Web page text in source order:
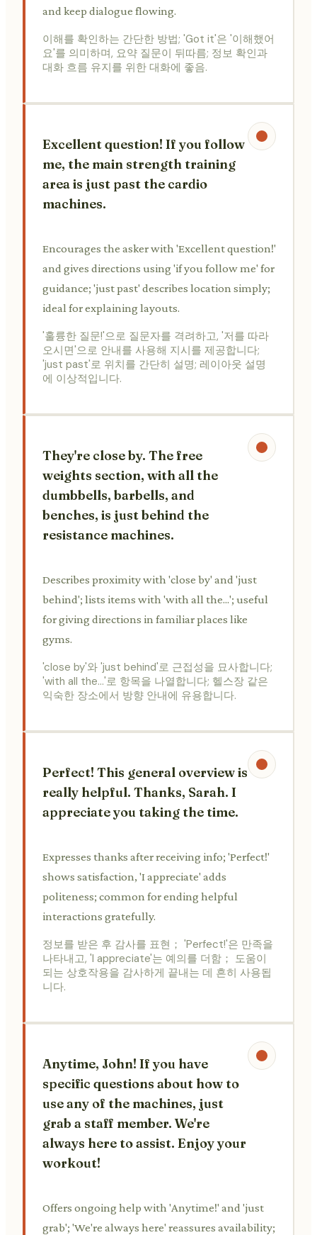
and keep dialogue flowing.
이해를 확인하는 간단한 방법; 'Got it'은 '이해했어
요'를 의미하며, 요약 질문이 뒤따름; 정보 확인과
대화 흐름 유지를 위한 대화에 좋음.
Excellent question! If you follow
me, the main strength training
area is just past the cardio
machines.
Encourages the asker with 'Excellent question!'
and gives directions using 'if you follow me' for
guidance; 'just past' describes location simply;
ideal for explaining layouts.
'훌륭한 질문!'으로 질문자를 격려하고, '저를 따라
오시면'으로 안내를 사용해 지시를 제공합니다;
'just past'로 위치를 간단히 설명; 레이아웃 설명
에 이상적입니다.
They're close by. The free
weights section, with all the
dumbbells, barbells, and
benches, is just behind the
resistance machines.
Describes proximity with 'close by' and 'just
behind'; lists items with 'with all the...'; useful
for giving directions in familiar places like
gyms.
'close by'와 'just behind'로 근접성을 묘사합니다;
'with all the...'로 항목을 나열합니다; 헬스장 같은
익숙한 장소에서 방향 안내에 유용합니다.
Perfect! This general overview is
really helpful. Thanks, Sarah. I
appreciate you taking the time.
Expresses thanks after receiving info; 'Perfect!'
shows satisfaction, 'I appreciate' adds
politeness; common for ending helpful
interactions gratefully.
정보를 받은 후 감사를 표현； 'Perfect!'은 만족을
나타내고, 'I appreciate'는 예의를 더함； 도움이
되는 상호작용을 감사하게 끝내는 데 흔히 사용됩
니다.
Anytime, John! If you have
specific questions about how to
use any of the machines, just
grab a staff member. We're
always here to assist. Enjoy your
workout!
Offers ongoing help with 'Anytime!' and 'just
grab'; 'We're always here' reassures availability;